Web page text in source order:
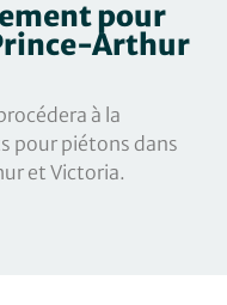
pour
Arthur
à la
pour piétons dans
et Victoria.